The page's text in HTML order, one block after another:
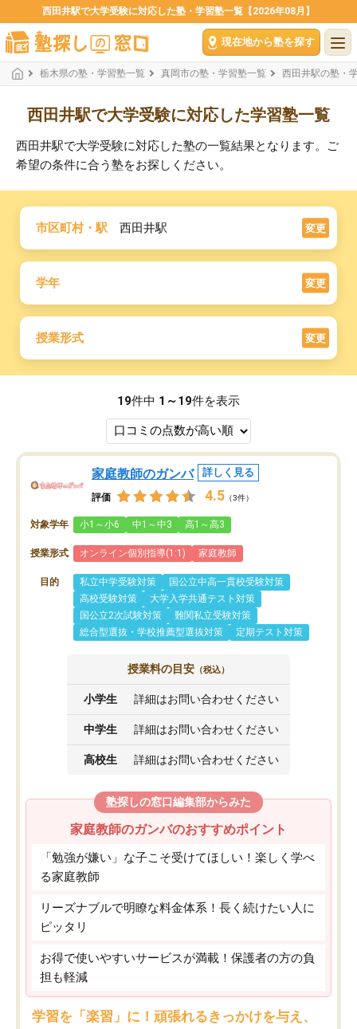
西田井駅で大学受験に対応した塾・学習塾一覧【2026年08月】
現在地から塾を探す
栃木県の塾・学習塾一覧 真岡市の塾・学習塾一覧 西田井駅の塾・
西田井駅で大学受験に対応した学習塾一覧
西田井駅で大学受験に対応した塾の一覧結果となります。ご
希望の条件に合う塾をお探しください。
市区町村・駅 西田井駅 変更
学年 変更
授業形式 変更
19件中 1～19件を表示
家庭教師のガンバ 詳しく見る
評価 4.5 （3件）
対象学年 小1～小6 中1～中3 高1～高3
授業形式 オンライン個別指導(1:1) 家庭教師
目的 私立中学受験対策
国公立中高一貫校受験対策
高校受験対策
大学入学共通テスト対策
国公立2次試験対策
難関私立受験対策
総合型選抜・学校推薦型選抜対策
定期テスト対策
授業料の目安 （税込）
小学生 詳細はお問い合わせください
中学生 詳細はお問い合わせください
高校生 詳細はお問い合わせください
塾探しの窓口編集部からみた
家庭教師のガンバのおすすめポイント
「勉強が嫌い」な子こそ受けてほしい！楽しく学べ
る家庭教師
リーズナブルで明瞭な料金体系！長く続けたい人に
ピッタリ
お得で使いやすいサービスが満載！保護者の方の負
担も軽減
学習を「楽習」に！頑張れるきっかけを与え、